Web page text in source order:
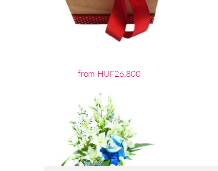
from HUF26,800